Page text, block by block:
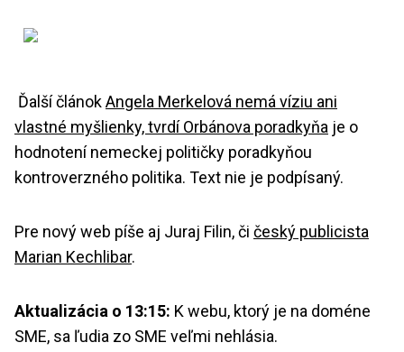
Ďalší článokAngela Merkelová nemá víziu ani
vlastné myšlienky, tvrdí Orbánova poradkyňa je o
hodnotení nemeckej političky poradkyňou
kontroverzného politika. Text nie je podpísaný.
Pre nový web píše aj Juraj Filin, či český publicista
Marian Kechlibar.
Aktualizácia o 13:15: K webu, ktorý je na doméne
SME, sa ľudia zo SME veľmi nehlásia.